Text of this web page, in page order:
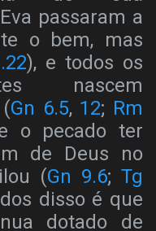
passaram a
o bem, mas
), e todos os
nascem
Gn 6.5, 12; Rm
o pecado ter
de Deus no
(Gn 9.6; Tg
disso é que
dotado de